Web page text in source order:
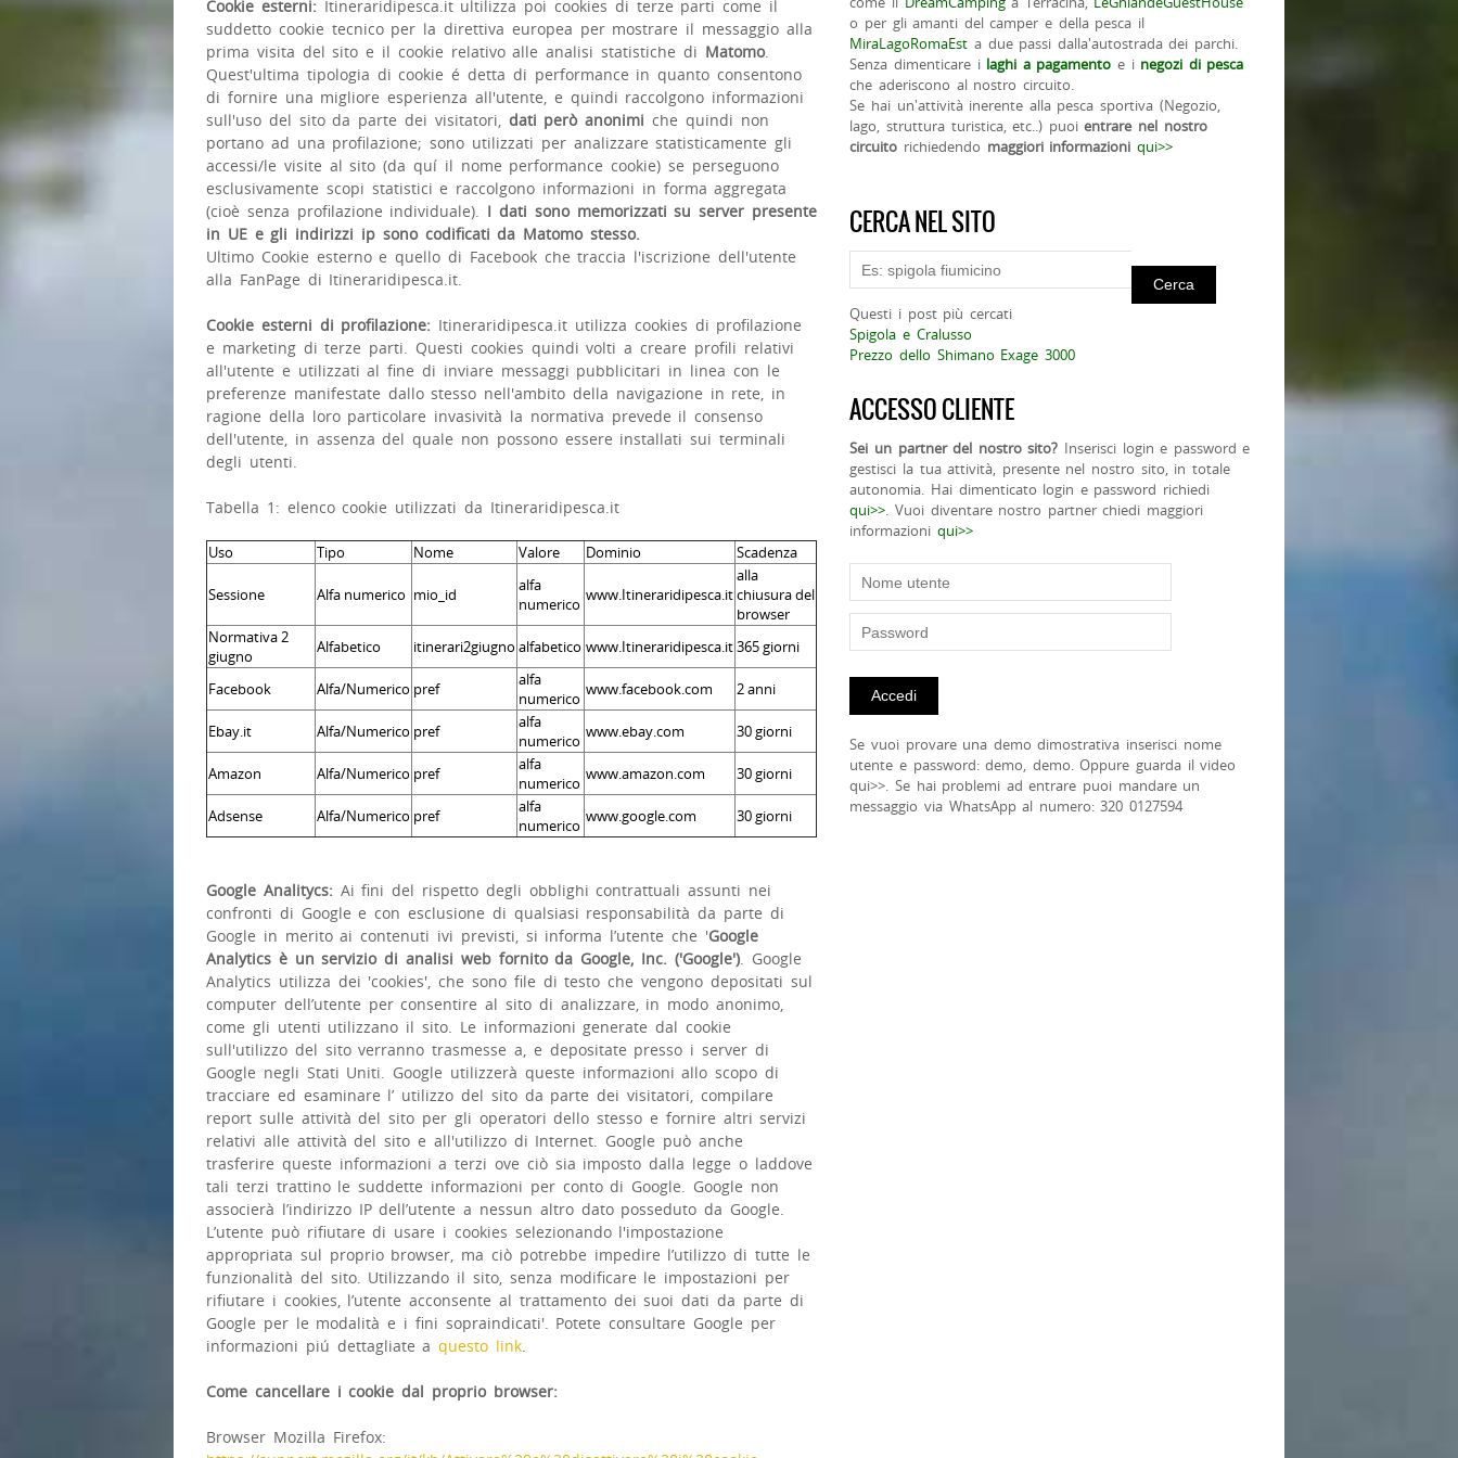
Cookie esterni: Itineraridipesca.it ultilizza poi cookies di terze parti come il
suddetto cookie tecnico per la direttiva europea per mostrare il messaggio alla
prima visita del sito e il cookie relativo alle analisi statistiche di Matomo.
Quest'ultima tipologia di cookie é detta di performance in quanto consentono
di fornire una migliore esperienza all'utente, e quindi raccolgono informazioni
sull'uso del sito da parte dei visitatori, dati però anonimi che quindi non
portano ad una profilazione; sono utilizzati per analizzare statisticamente gli
accessi/le visite al sito (da quí il nome performance cookie) se perseguono
esclusivamente scopi statistici e raccolgono informazioni in forma aggregata
(cioè senza profilazione individuale). I dati sono memorizzati su server presente
in UE e gli indirizzi ip sono codificati da Matomo stesso.
Ultimo Cookie esterno e quello di Facebook che traccia l'iscrizione dell'utente
alla FanPage di Itineraridipesca.it.
Cookie esterni di profilazione: Itineraridipesca.it utilizza cookies di profilazione
e marketing di terze parti. Questi cookies quindi volti a creare profili relativi
all'utente e utilizzati al fine di inviare messaggi pubblicitari in linea con le
preferenze manifestate dallo stesso nell'ambito della navigazione in rete, in
ragione della loro particolare invasività la normativa prevede il consenso
dell'utente, in assenza del quale non possono essere installati sui terminali
degli utenti.
Tabella 1: elenco cookie utilizzati da Itineraridipesca.it
Uso Tipo Nome Valore Dominio Scadenza
Sessione Alfa numerico mio_id
alfa
numerico www.Itineraridipesca.it
alla
chiusura del
browser
Normativa 2
giugno
Alfabetico itinerari2giugno alfabetico www.Itineraridipesca.it365 giorni
Facebook Alfa/Numerico pref
alfa
numerico www.facebook.com 2 anni
Ebay.it Alfa/Numerico pref
alfa
numerico www.ebay.com 30 giorni
Amazon Alfa/Numerico pref
alfa
numerico www.amazon.com 30 giorni
Adsense Alfa/Numerico pref
alfa
numerico www.google.com 30 giorni
Google Analitycs: Ai fini del rispetto degli obblighi contrattuali assunti nei
confronti di Google e con esclusione di qualsiasi responsabilità da parte di
Google in merito ai contenuti ivi previsti, si informa l’utente che 'Google
Analytics è un servizio di analisi web fornito da Google, Inc. ('Google'). Google
Analytics utilizza dei 'cookies', che sono file di testo che vengono depositati sul
computer dell’utente per consentire al sito di analizzare, in modo anonimo,
come gli utenti utilizzano il sito. Le informazioni generate dal cookie
sull'utilizzo del sito verranno trasmesse a, e depositate presso i server di
Google negli Stati Uniti. Google utilizzerà queste informazioni allo scopo di
tracciare ed esaminare l’ utilizzo del sito da parte dei visitatori, compilare
report sulle attività del sito per gli operatori dello stesso e fornire altri servizi
relativi alle attività del sito e all'utilizzo di Internet. Google può anche
trasferire queste informazioni a terzi ove ciò sia imposto dalla legge o laddove
tali terzi trattino le suddette informazioni per conto di Google. Google non
associerà l’indirizzo IP dell’utente a nessun altro dato posseduto da Google.
L’utente può rifiutare di usare i cookies selezionando l'impostazione
appropriata sul proprio browser, ma ciò potrebbe impedire l’utilizzo di tutte le
funzionalità del sito. Utilizzando il sito, senza modificare le impostazioni per
rifiutare i cookies, l’utente acconsente al trattamento dei suoi dati da parte di
Google per le modalità e i fini sopraindicati'. Potete consultare Google per
informazioni piú dettagliate aquesto link
Come cancellare i cookie dal proprio browser:
Browser Mozilla Firefox:
o per gli amanti del camper e della pesca il
MiraLagoRomaEst a due passi dalla'autostrada dei parchi.
Senza dimenticare i laghi a pagamento e i negozi di pesca
che aderiscono al nostro circuito.
Se hai un'attività inerente alla pesca sportiva (Negozio,
lago, struttura turistica, etc..) puoientrare nel nostro
circuito richiedendo maggiori informazioni qui>>
CERCA NEL SITO
Questi i post più cercati
Spigola e Cralusso
Prezzo dello Shimano Exage 3000
ACCESSO CLIENTE
Sei un partner del nostro sito? Inserisci login e password e
gestisci la tua attività, presente nel nostro sito, in totale
autonomia. Hai dimenticato login e password richiedi
qui>>. Vuoi diventare nostro partner chiedi maggiori
informazioniqui>>
Se vuoi provare una demo dimostrativa inserisci nome
utente e password: demo, demo. Oppure guarda il video
qui>>. Se hai problemi ad entrare puoi mandare un
messaggio via WhatsApp al numero: 320 0127594